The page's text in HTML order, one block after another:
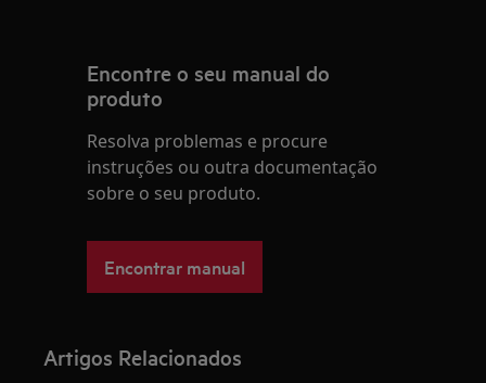
Encontre o seu manual do
produto
Resolva problemas e procure
instruções ou outra documentação
sobre o seu produto.
Encontrar manual
Artigos Relacionados